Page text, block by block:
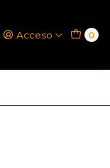
Acceso 0